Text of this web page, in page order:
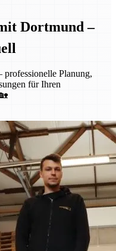
Dortmund –
Planung,
für Ihren